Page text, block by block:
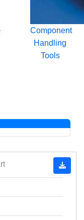
Component
Handling
Tools